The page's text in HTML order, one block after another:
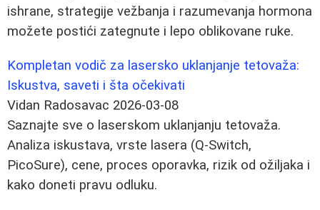
ishrane, strategije vežbanja i razumevanja hormona
možete postići zategnute i lepo oblikovane ruke.
Kompletan vodič za lasersko uklanjanje tetovaža:
Iskustva, saveti i šta očekivati
Vidan Radosavac 2026-03-08
Saznajte sve o laserskom uklanjanju tetovaža.
Analiza iskustava, vrste lasera (Q-Switch,
PicoSure), cene, proces oporavka, rizik od ožiljaka i
kako doneti pravu odluku.